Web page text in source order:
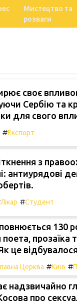
Мистецтво та
розваги
своє
Сербію та
для свого
#Експорт
з
антиурядові
Лікар #Студент
130
прозаїка
це
Церква #Київ #
надзвичайно
про